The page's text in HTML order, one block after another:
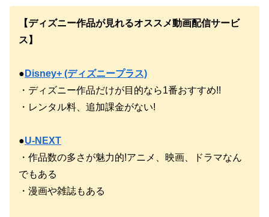
【ディズニー作品が見れるオススメ動画配信サービ
ス】
● Disney+ (ディズニープラス)
・ディズニー作品だけが目的なら1番おすすめ!!
・レンタル料、追加課金がない!
●U-NEXT
・作品数の多さが魅力的!アニメ、映画、ドラマなん
でもある
・漫画や雑誌もある